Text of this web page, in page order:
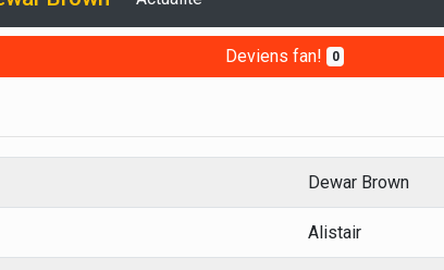
Deviens fan! 0
Dewar Brown
Alistair